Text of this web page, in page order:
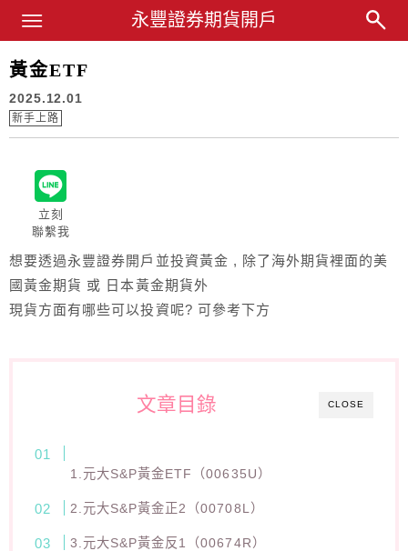
永豐業務經理杜昭逸Blog
永豐證券期貨開戶
Main Menu
黃金ETF
2025.12.01
新手上路
立刻
聯繫我
想要透過永豐證券開戶並投資黃金 , 除了海外期貨裡面的美
國黃金期貨 或 日本黃金期貨外
現貨方面有哪些可以投資呢? 可參考下方
CLOSE
文章目錄
1.元大S&P黃金ETF（00635U）
2.元大S&P黃金正2（00708L）
3.元大S&P黃金反1（00674R）